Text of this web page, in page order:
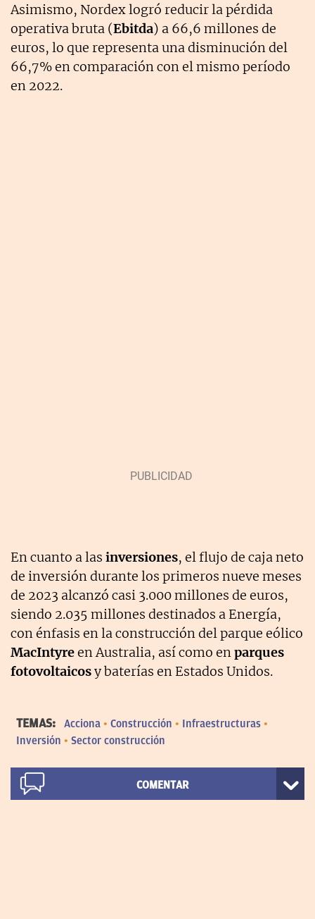
Asimismo, Nordex logró reducir la pérdida
operativa bruta (Ebitda) a 66,6 millones de
euros, lo que representa una disminución del
66,7% en comparación con el mismo período
en 2022.
En cuanto a las inversiones, el flujo de caja neto
de inversión durante los primeros nueve meses
de 2023 alcanzó casi 3.000 millones de euros,
siendo 2.035 millones destinados a Energía,
con énfasis en la construcción del parque eólico
MacIntyreen Australia, así como enparques
fotovoltaicosy baterías en Estados Unidos.
TEMAS: Acciona Construcción
Infraestructuras
Inversión
Sector construcción
COMENTAR